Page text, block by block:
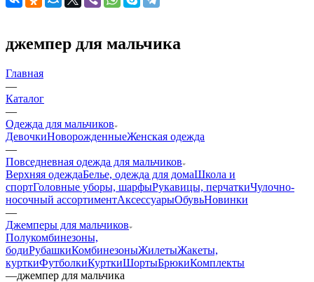
джемпер для мальчика
Главная
—
Каталог
—
Одежда для мальчиков
ДевочкиНоворожденныеЖенская одежда
—
Повседневная одежда для мальчиков
Верхняя одеждаБелье, одежда для домаШкола и
спортГоловные уборы, шарфыРукавицы, перчаткиЧулочно-
носочный ассортиментАксессуарыОбувьНовинки
—
Джемперы для мальчиков
Полукомбинезоны,
бодиРубашкиКомбинезоныЖилетыЖакеты,
курткиФутболкиКурткиШортыБрюкиКомплекты
—джемпер для мальчика